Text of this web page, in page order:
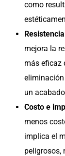
como
mejora la
más eficaz
un
Costo e
menos
implica el
peligrosos,